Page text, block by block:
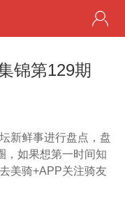
锦第129期
新鲜事进行盘点，盘
，如果想第一时间知
美骑+APP关注骑友